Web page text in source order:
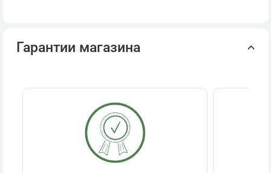
Гарантии магазина